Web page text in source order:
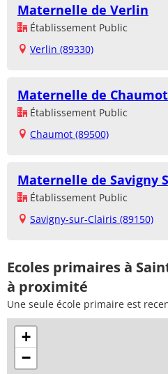
Maternelle de Verlin
Établissement Public
Verlin (89330)
Maternelle de Chaumot
Établissement Public
Chaumot (89500)
Maternelle de Savigny
Établissement Public
Savigny-sur-Clairis (89150)
Ecoles primaires à
à proximité
Une seule école primaire est
+
−